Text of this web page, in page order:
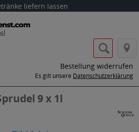
liefern lassen
Bestellung widerrufen
Es gilt unsere Datenschutzerklärung
9 x 1l